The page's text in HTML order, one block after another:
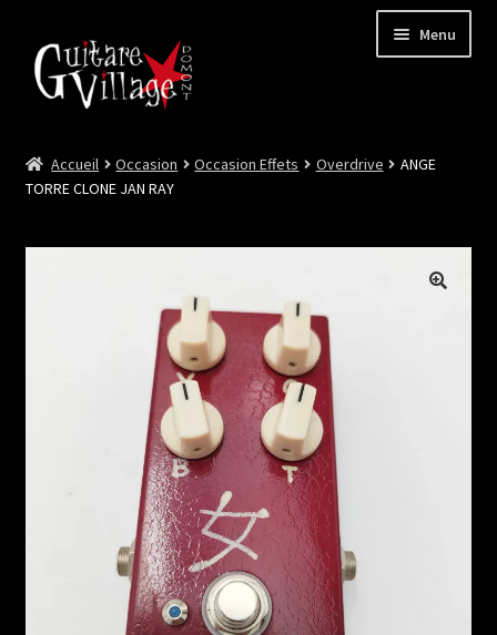
Menu
Neuf
le
enfant
Accueil Occasion Occasion Effets Overdrive
ANGE
TORRE CLONE JAN RAY